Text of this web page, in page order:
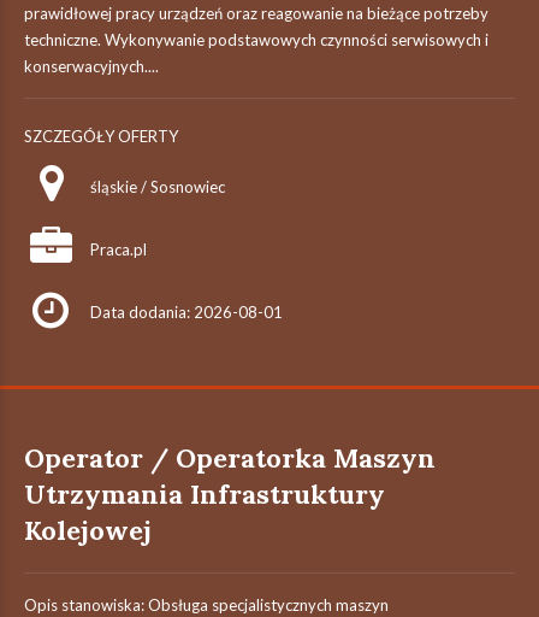
prawidłowej pracy urządzeń oraz reagowanie na bieżące potrzeby
techniczne. Wykonywanie podstawowych czynności serwisowych i
konserwacyjnych....
SZCZEGÓŁY OFERTY
śląskie / Sosnowiec
Praca.pl
Data dodania: 2026-08-01
Operator / Operatorka Maszyn
Utrzymania Infrastruktury
Kolejowej
Opis stanowiska: Obsługa specjalistycznych maszyn